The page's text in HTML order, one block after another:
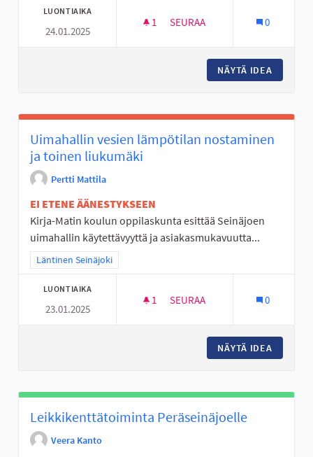
LUONTIAIKA
24.01.2025
1 1 SEURAAJA
SEURAA 0
NÄYTÄ IDEA
Uimahallin vesien lämpötilan nostaminen
ja toinen liukumäki
Pertti Mattila
EI ETENE ÄÄNESTYKSEEN
Kirja-Matin koulun oppilaskunta esittää Seinäjoen
uimahallin käytettävyyttä ja asiakasmukavuutta...
Rajaa tulokset teeman mukaan: Läntinen Seinäjoki
Läntinen Seinäjoki
LUONTIAIKA
23.01.2025
1 1 SEURAAJA
SEURAA 0
NÄYTÄ IDEA
Leikkikenttätoiminta Peräseinäjoelle
Veera Kanto